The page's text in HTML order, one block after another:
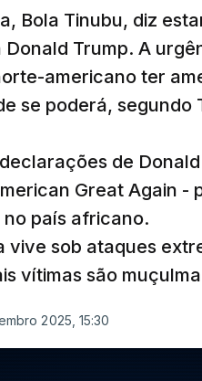
Bola Tinubu, diz
Donald Trump. A
americano ter
se poderá, segundo
de
Great Again -
país africano.
vive sob ataques
vítimas são
2025, 15:30